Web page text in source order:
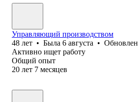
Управляющий производством
48 лет • Была 6 августа •
Активно ищет работу
Общий опыт
20 лет 7 месяцев